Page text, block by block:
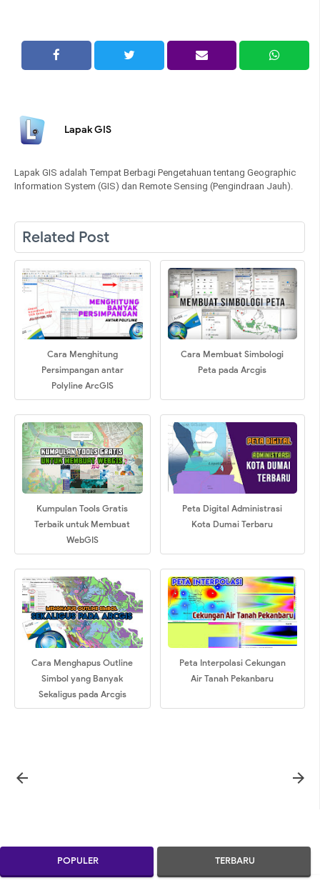
Lapak GIS
Lapak GIS adalah Tempat Berbagi Pengetahuan tentang Geographic
Information System (GIS) dan Remote Sensing (Pengindraan Jauh).
Related Post
Cara Menghitung
Persimpangan antar
Polyline ArcGIS
Cara Membuat Simbologi
Peta pada Arcgis
Kumpulan Tools Gratis
Terbaik untuk Membuat
WebGIS
Peta Digital Administrasi
Kota Dumai Terbaru
Cara Menghapus Outline
Simbol yang Banyak
Sekaligus pada Arcgis
Peta Interpolasi Cekungan
Air Tanah Pekanbaru
 
POPULER TERBARU